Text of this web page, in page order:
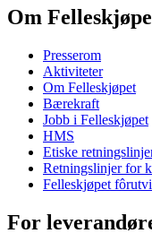
Om
Presserom
Aktiviteter
Om Felleskjøpet
Bærekraft
Jobb i Felleskjøpet
HMS
Etiske
Retningslinjer for
Felleskjøpet
For